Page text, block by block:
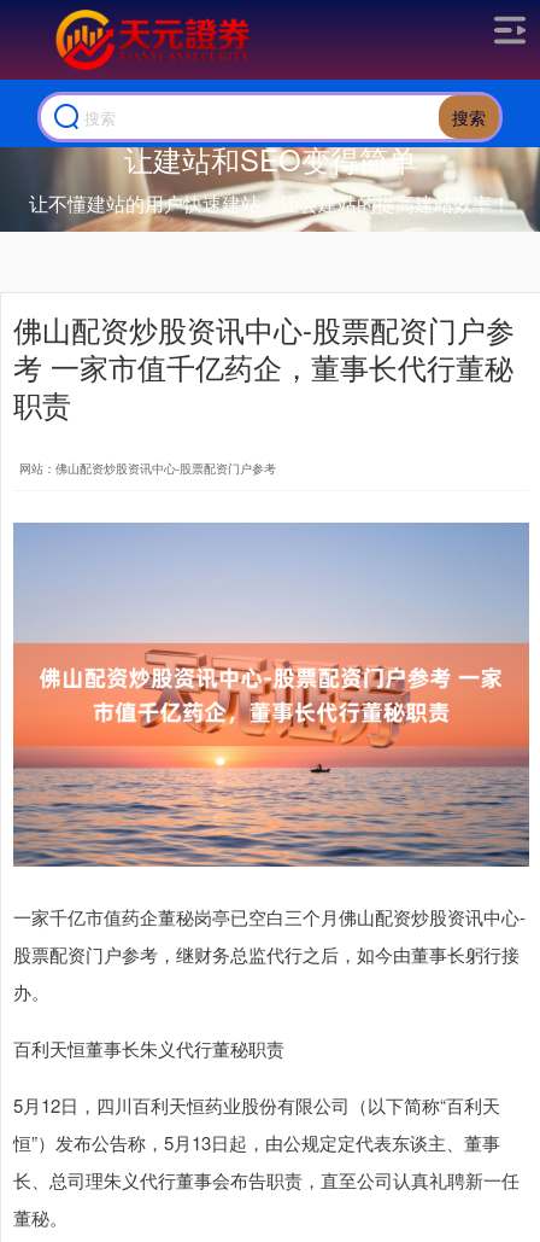
搜索
让建站和SEO变得简单
让不懂建站的用户快速建站，让会建站的提高建站效率！
佛山配资炒股资讯中心-股票配资门户参
考 一家市值千亿药企，董事长代行董秘
职责
网站：佛山配资炒股资讯中心-股票配资门户参考
一家千亿市值药企董秘岗亭已空白三个月佛山配资炒股资讯中心-
股票配资门户参考，继财务总监代行之后，如今由董事长躬行接
办。
百利天恒董事长朱义代行董秘职责
5月12日，四川百利天恒药业股份有限公司（以下简称“百利天
恒”）发布公告称，5月13日起，由公规定定代表东谈主、董事
长、总司理朱义代行董事会布告职责，直至公司认真礼聘新一任
董秘。